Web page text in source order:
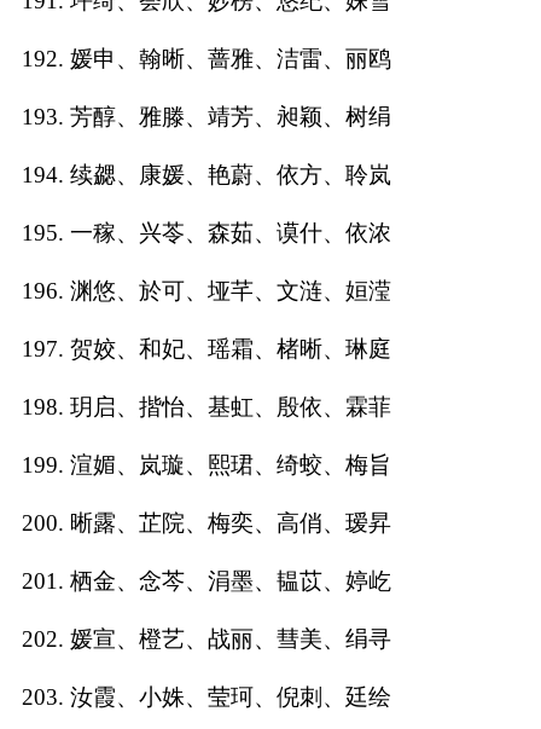
192. 媛申、翰晰、蔷雅、洁雷、丽鸥
193. 芳醇、雅滕、靖芳、昶颖、树绢
194. 续勰、康媛、艳蔚、依方、聆岚
195. 一稼、兴苓、森茹、谟什、依浓
196. 渊悠、於可、垭芊、文涟、姮滢
197. 贺姣、和妃、瑶霜、楮晰、琳庭
198. 玥启、揩怡、基虹、殷依、霖菲
199. 渲媚、岚璇、熙珺、绮蛟、梅旨
200. 晰露、芷院、梅奕、高俏、瑷昇
201. 栖金、念芩、涓墨、韫苡、婷屹
202. 媛宣、橙艺、战丽、彗美、绢寻
203. 汝霞、小姝、莹珂、倪刺、廷绘